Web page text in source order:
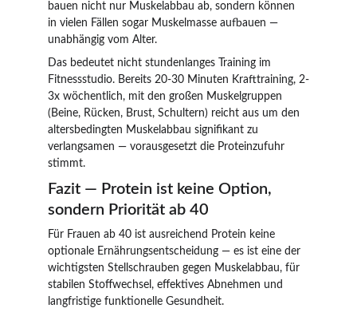
bauen nicht nur Muskelabbau ab, sondern können
in vielen Fällen sogar Muskelmasse aufbauen —
unabhängig vom Alter.
Das bedeutet nicht stundenlanges Training im
Fitnessstudio. Bereits 20-30 Minuten Krafttraining, 2-
3x wöchentlich, mit den großen Muskelgruppen
(Beine, Rücken, Brust, Schultern) reicht aus um den
altersbedingten Muskelabbau signifikant zu
verlangsamen — vorausgesetzt die Proteinzufuhr
stimmt.
Fazit — Protein ist keine Option,
sondern Priorität ab 40
Für Frauen ab 40 ist ausreichend Protein keine
optionale Ernährungsentscheidung — es ist eine der
wichtigsten Stellschrauben gegen Muskelabbau, für
stabilen Stoffwechsel, effektives Abnehmen und
langfristige funktionelle Gesundheit.